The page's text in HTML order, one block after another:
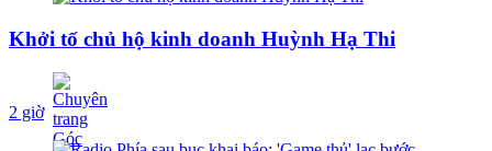
Khởi tố chủ hộ kinh doanh Huỳnh Hạ Thi
2 giờ